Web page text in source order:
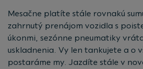
Ponuka platí pre fyzické osoby
Mesačne platíte stále rovnakú
zahrnutý prenájom vozidla s
úkonmi, sezónne pneumatiky
uskladnenia. Vy len tankujete a o
postaráme my. Jazdíte stále v